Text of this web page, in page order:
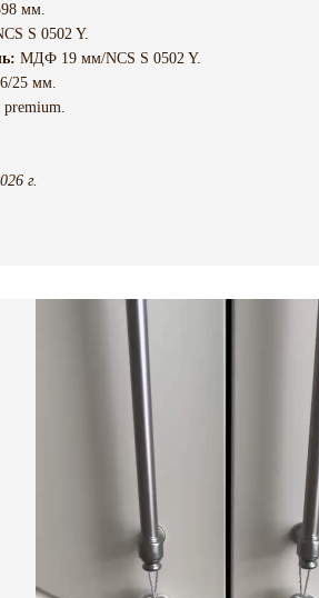
мм.
S 0502 Y.
МДФ 19 мм/NCS S 0502 Y.
25 мм.
г.